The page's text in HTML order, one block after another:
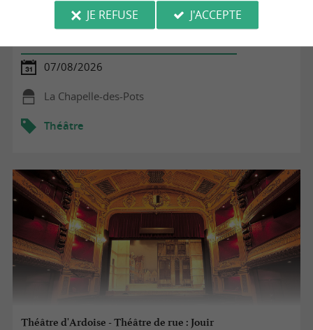
Les Échappées Rurales à La-Chapelle-des-Pots
07/08/2026
La Chapelle-des-Pots
Théâtre
Théâtre d'Ardoise - Théâtre de rue : Jouir
JE REFUSE
J'ACCEPTE